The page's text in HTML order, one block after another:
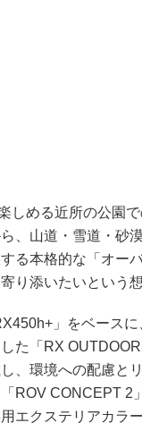
しめる近所の公園
、山道・雪道・砂
る本格的な「オー
り添いたいという
」をベース
た「RX
、環境への配慮と
ROV CONCEPT 2
エクステリアカラ